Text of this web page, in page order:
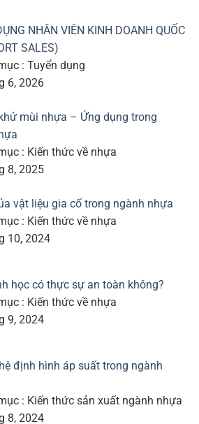
NHÂN VIÊN KINH DOANH QUỐC
SALES)
: Tuyển dụng
6, 2026
mùi nhựa – Ứng dụng trong
: Kiến thức về nhựa
8, 2025
vật liệu gia cố trong ngành nhựa
: Kiến thức về nhựa
10, 2024
học có thực sự an toàn không?
: Kiến thức về nhựa
9, 2024
định hình áp suất trong ngành
: Kiến thức sản xuất ngành nhựa
8, 2024